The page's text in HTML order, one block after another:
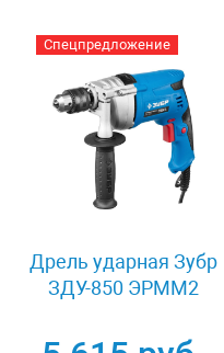
Спецпредложение
Дрель ударная Зубр
ЗДУ-850 ЭРММ2